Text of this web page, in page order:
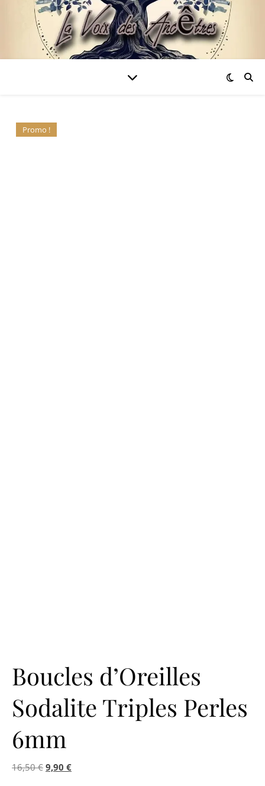
Promo !
Boucles d’Oreilles
Sodalite Triples Perles
6mm
16,50€ Le prix initial était : 16,50 €.
9,90 €Le prix actuel est : 9,90 €.